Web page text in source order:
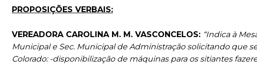
PROPOSIÇÕES VERBAIS:
VEREADORA CAROLINA M. M. VASCONCELOS: “Indica à
Municipal e Sec. Municipal de Administração solicitando que
Colorado: -disponibilização de máquinas para os sitiantes